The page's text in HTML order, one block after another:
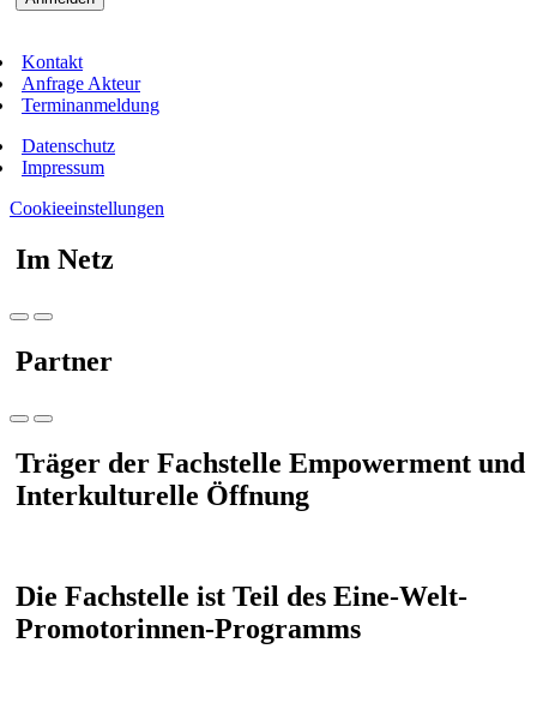
Kontakt
Anfrage Akteur
Terminanmeldung
Datenschutz
Impressum
Cookieeinstellungen
Im Netz
Partner
Träger der Fachstelle Empowerment und
Interkulturelle Öffnung
Die Fachstelle ist Teil des Eine-Welt-
Promotorinnen-Programms